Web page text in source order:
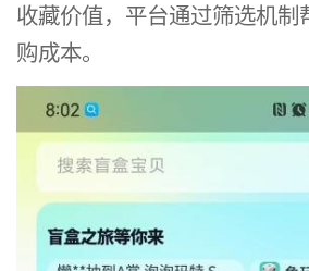
收藏价值，平台通过筛选机制
购成本。